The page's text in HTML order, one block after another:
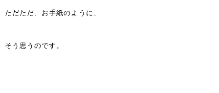
ただただ、お手紙のように、
そう思うのです。